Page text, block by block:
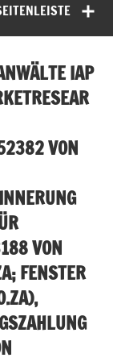
IAP
VON
VON
; FENSTER
),